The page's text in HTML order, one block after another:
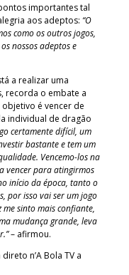
importantes tal
aos adeptos: “O
como os outros jogos,
nossos adeptos e
a realizar uma
recorda o embate a
é vencer de
individual de dragão
certamente difícil, um
bastante e tem um
Vencemo-los na
vencer para atingirmos
início da época, tanto o
por isso vai ser um jogo
sinto mais confiante,
mudança grande, leva
– afirmou.
n’A Bola TV a